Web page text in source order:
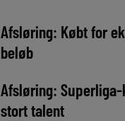
Afsløring: Købt for
beløb
Afsløring:
stort talent